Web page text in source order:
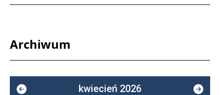
Archiwum
kwiecień 2026